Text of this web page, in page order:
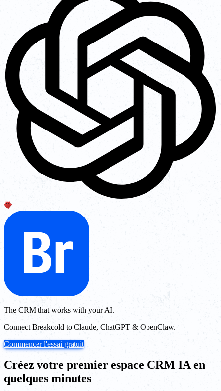
The CRM that works with your AI.
Connect Breakcold to Claude, ChatGPT & OpenClaw.
Commencer l'essai gratuit
Créez votre premier espace CRM IA en
quelques minutes